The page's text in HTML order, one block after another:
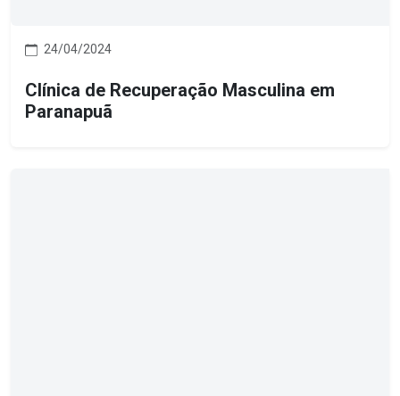
24/04/2024
Clínica de Recuperação Masculina em
Paranapuã